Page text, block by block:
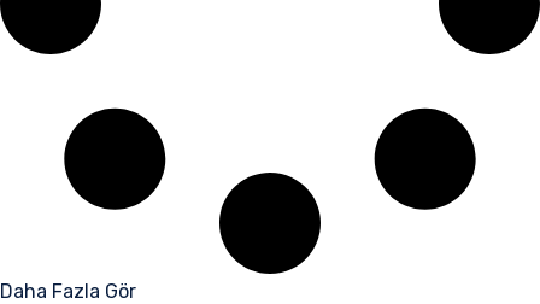
Daha Fazla Gör